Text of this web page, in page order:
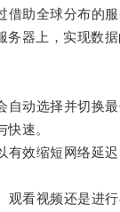
助全球分布的服
器上，实现数据
动选择并切换最
速。
效缩短网络延迟
看视频还是进行